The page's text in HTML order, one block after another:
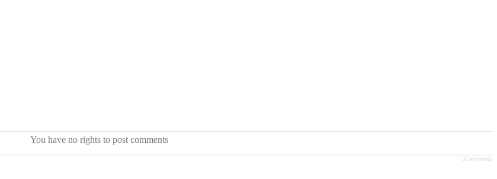
You have no rights to post comments
JComments